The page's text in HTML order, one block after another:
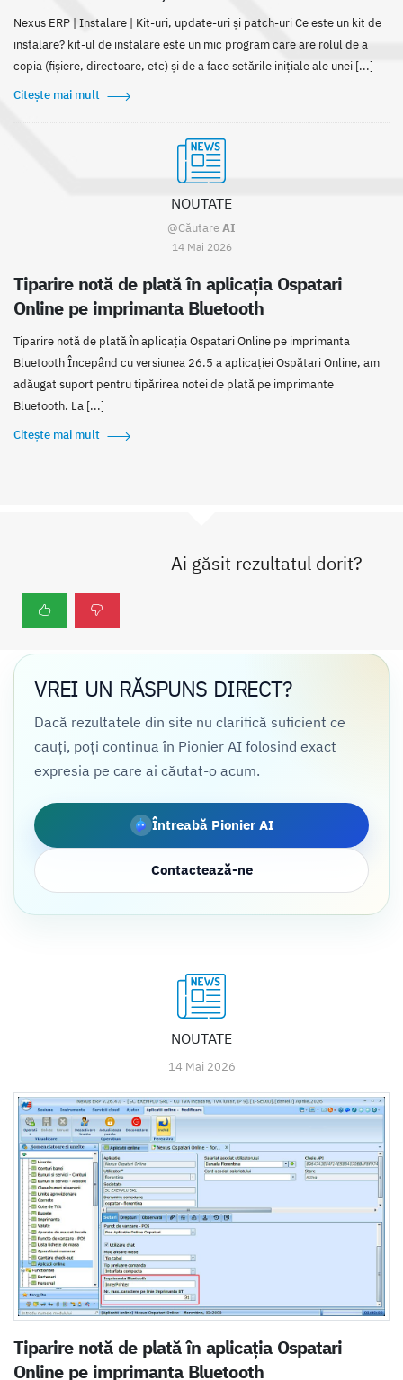
Nexus ERP | Instalare | Kit-uri, update-uri și patch-uri Ce este un kit de
instalare? kit-ul de instalare este un mic program care are rolul de a
copia (fișiere, directoare, etc) și de a face setările inițiale ale unei [...]
Citește mai mult
NOUTATE
@CăutareAI
14 Mai 2026
Tiparire notă de plată în aplicația Ospatari
Online pe imprimanta Bluetooth
Tiparire notă de plată în aplicația Ospatari Online pe imprimanta
Bluetooth Începând cu versiunea 26.5 a aplicației Ospătari Online, am
adăugat suport pentru tipărirea notei de plată pe imprimante
Bluetooth. La [...]
Citește mai mult
Ai găsit rezultatul dorit?
VREI UN RĂSPUNS DIRECT?
Dacă rezultatele din site nu clarifică suficient ce
cauți, poți continua în Pionier AI folosind exact
expresia pe care ai căutat-o acum.
Întreabă Pionier AI
Contactează-ne
NOUTATE
14 Mai 2026
Tiparire notă de plată în aplicația Ospatari
Online pe imprimanta Bluetooth